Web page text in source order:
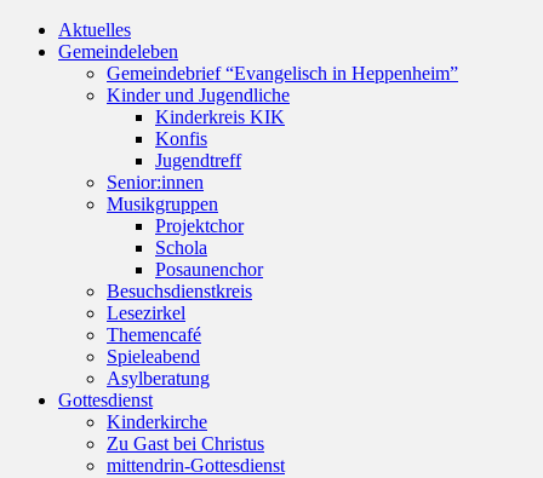
oben
scrollen
Aktuelles
Gemeindeleben
Gemeindebrief “Evangelisch in Heppenheim”
Kinder und Jugendliche
Kinderkreis KIK
Konfis
Jugendtreff
Senior:innen
Musikgruppen
Projektchor
Schola
Posaunenchor
Besuchsdienstkreis
Lesezirkel
Themencafé
Spieleabend
Asylberatung
Gottesdienst
Kinderkirche
Zu Gast bei Christus
mittendrin-Gottesdienst